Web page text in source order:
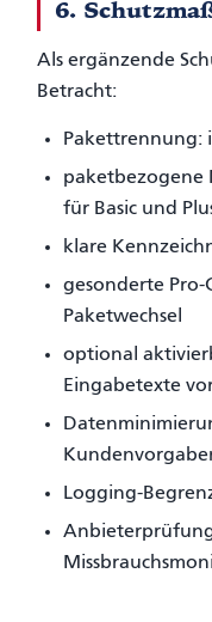
6.
Als ergänzende
Betracht:
Pakettrennung:
paketbezogene
für Basic und
klare
gesonderte Pro-
Paketwechsel
optional
Eingabetexte
Logging-